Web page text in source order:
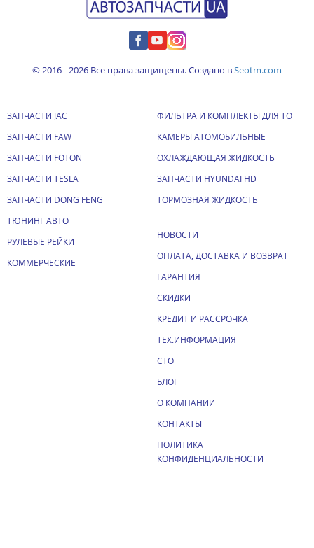
© 2016 - 2026 Все права защищены. Создано вSeotm.com
ЗАПЧАСТИ JAC
ЗАПЧАСТИ FAW
ЗАПЧАСТИ FOTON
ЗАПЧАСТИ TESLA
ЗАПЧАСТИ DONG FENG
ТЮНИНГ АВТО
РУЛЕВЫЕ РЕЙКИ
КОММЕРЧЕСКИЕ
ФИЛЬТРА И КОМПЛЕКТЫ ДЛЯ ТО
КАМЕРЫ АТОМОБИЛЬНЫЕ
ОХЛАЖДАЮЩАЯ ЖИДКОСТЬ
ЗАПЧАСТИ HYUNDAI HD
ТОРМОЗНАЯ ЖИДКОСТЬ
НОВОСТИ
ОПЛАТА, ДОСТАВКА И ВОЗВРАТ
ГАРАНТИЯ
СКИДКИ
КРЕДИТ И РАССРОЧКА
ТЕХ.ИНФОРМАЦИЯ
СТО
БЛОГ
О КОМПАНИИ
КОНТАКТЫ
ПОЛИТИКА
КОНФИДЕНЦИАЛЬНОСТИ